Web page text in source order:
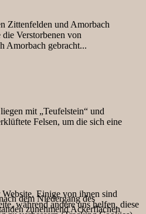
Zittenfelden und Amorbach
Verstorbenen von
Amorbach gebracht...
mit „Teufelstein“ und
Felsen, um die sich eine
dem Niedergang des
zunehmend Ackerflächen
Einige von ihnen sind
während andere uns helfen, diese